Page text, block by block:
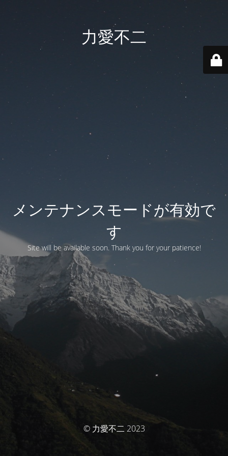
力愛不二
メンテナンスモードが有効で
す
Site will be available soon. Thank you for your patience!
© 力愛不二 2023